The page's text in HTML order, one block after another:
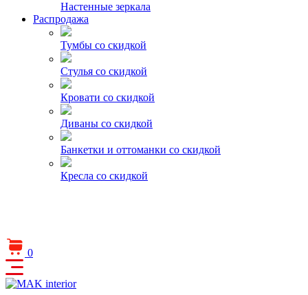
Настенные зеркала
Распродажа
Тумбы со скидкой
Стулья со скидкой
Кровати со скидкой
Диваны со скидкой
Банкетки и оттоманки со скидкой
Кресла со скидкой
0